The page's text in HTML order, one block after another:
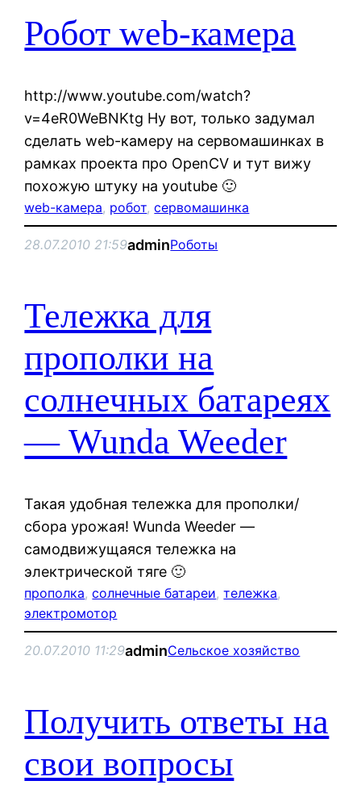
Робот web-камера
http://www.youtube.com/watch?
v=4eR0WeBNKtg Ну вот, только задумал
сделать web-камеру на сервомашинках в
рамках проекта про OpenCV и тут вижу
похожую штуку на youtube 🙂
web-камера, робот, сервомашинка
28.07.2010 21:59adminРоботы
Тележка для
прополки на
солнечных батареях
— Wunda Weeder
Такая удобная тележка для прополки/
сбора урожая! Wunda Weeder —
самодвижущаяся тележка на
электрической тяге 🙂
прополка, солнечные батареи, тележка
электромотор
20.07.2010 11:29adminСельское хозяйство
Получить ответы на
свои вопросы